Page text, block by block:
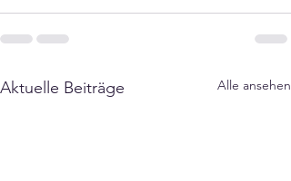
Aktuelle Beiträge Alle ansehen